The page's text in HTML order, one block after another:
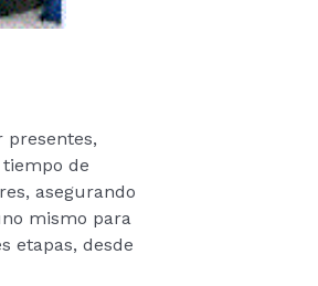
presentes,
de
asegurando
mismo para
etapas, desde